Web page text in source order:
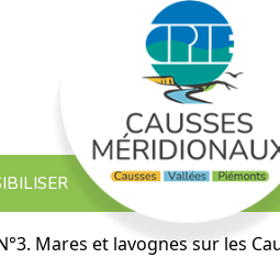
Mares et lavognes sur les